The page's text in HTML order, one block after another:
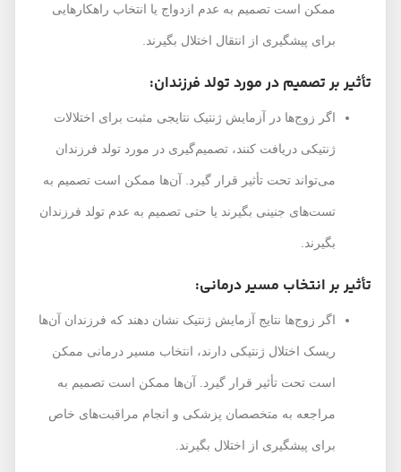
ممکن است تصمیم به عدم ازدواج یا انتخاب راهکارهایی
برای پیشگیری از انتقال اختلال بگیرند.
تأثیر بر تصمیم در مورد تولد فرزندان:
اگر زوج‌ها در آزمایش ژنتیک نتایجی مثبت برای اختلالات
ژنتیکی دریافت کنند، تصمیم‌گیری در مورد تولد فرزندان
می‌تواند تحت تأثیر قرار گیرد. آن‌ها ممکن است تصمیم به
تست‌های جنینی بگیرند یا حتی تصمیم به عدم تولد فرزندان
بگیرند.
تأثیر بر انتخاب مسیر درمانی:
اگر زوج‌ها نتایج آزمایش ژنتیک نشان دهند که فرزندان آن‌ها
ریسک اختلال ژنتیکی دارند، انتخاب مسیر درمانی ممکن
است تحت تأثیر قرار گیرد. آن‌ها ممکن است تصمیم به
مراجعه به متخصصان پزشکی و انجام مراقبت‌های خاص
برای پیشگیری از اختلال بگیرند.